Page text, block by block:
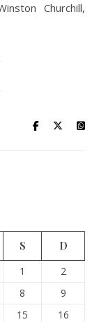
Churchill,
S
D
1
2
8
9
15
16